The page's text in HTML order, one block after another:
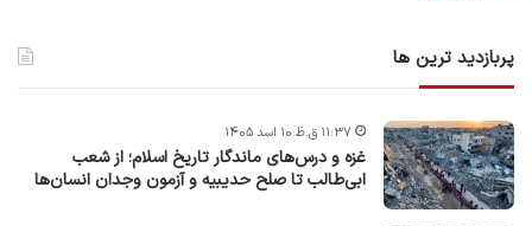
پربازدید ترین ها
غزه و درس‌های ماندگار تاریخ اسلام؛ از شعب
ابی‌طالب تا صلح حدیبیه و آزمون وجدان انسان‌ها
۱۱:۳۷ ق.ظ ۱۰ اسد ۱۴۰۵